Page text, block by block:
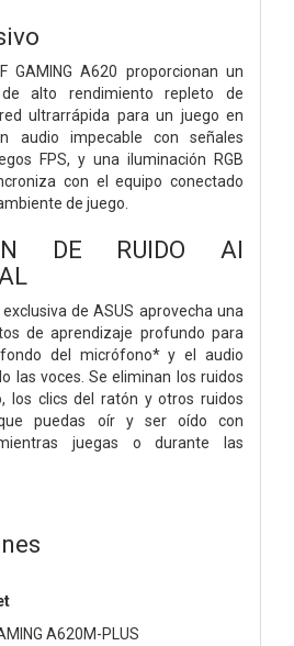
GAMING A620 proporcionan un
alto rendimiento repleto de
ultrarrápida para un juego en
audio impecable con señales
FPS, y una iluminación RGB
con el equipo conectado
de juego.
DE RUIDO AI
de ASUS aprovecha una
de aprendizaje profundo para
del micrófono* y el audio
las voces. Se eliminan los ruidos
los clics del ratón y otros ruidos
puedas oír y ser oído con
juegas o durante las
A620M-PLUS